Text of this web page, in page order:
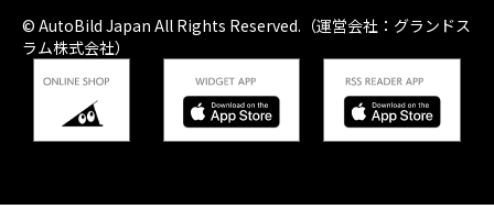
© AutoBild Japan All Rights Reserved.（運営会社：グランドス
ラム株式会社）